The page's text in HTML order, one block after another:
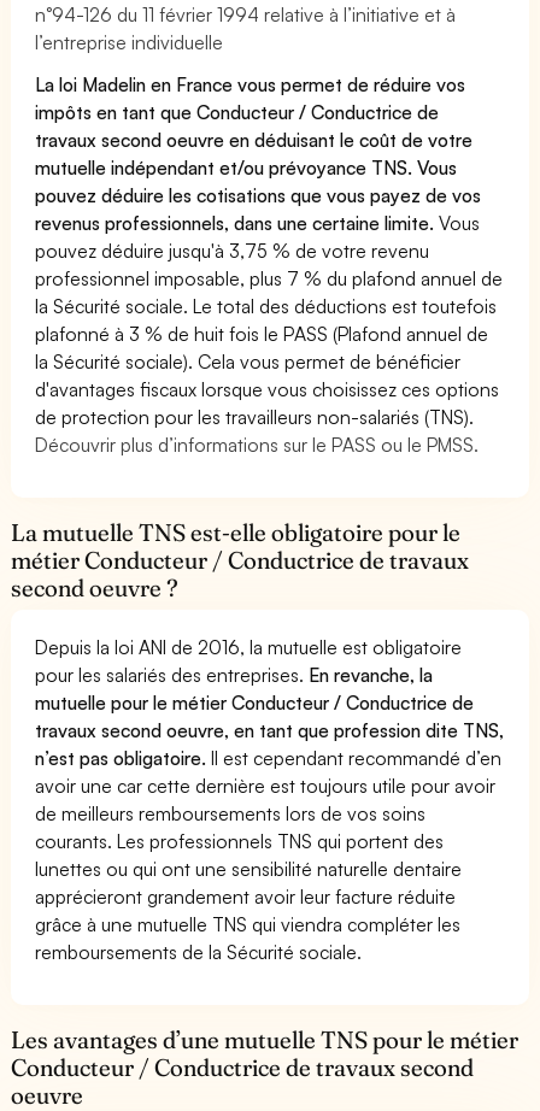
n°94-126 du 11 février 1994 relative à l’initiative et à
l’entreprise individuelle
La loi Madelin en France vous permet de réduire vos
impôts en tant que Conducteur / Conductrice de
travaux second oeuvre en déduisant le coût de votre
mutuelle indépendant et/ou prévoyance TNS. Vous
pouvez déduire les cotisations que vous payez de vos
revenus professionnels, dans une certaine limite.Vous
pouvez déduire jusqu'à 3,75 % de votre revenu
professionnel imposable, plus 7 % du plafond annuel de
la Sécurité sociale. Le total des déductions est toutefois
plafonné à 3 % de huit fois le PASS (Plafond annuel de
la Sécurité sociale). Cela vous permet de bénéficier
d'avantages fiscaux lorsque vous choisissez ces options
de protection pour les travailleurs non-salariés (TNS).
Découvrir plus d’informations sur le PASS ou le PMSS.
La mutuelle TNS est-elle obligatoire pour le
métier Conducteur / Conductrice de travaux
second oeuvre ?
Depuis la loi ANI de 2016, la mutuelle est obligatoire
pour les salariés des entreprises. En revanche, la
mutuelle pour le métier Conducteur / Conductrice de
travaux second oeuvre, en tant que profession dite TNS,
n’est pas obligatoire.Il est cependant recommandé d’en
avoir une car cette dernière est toujours utile pour avoir
de meilleurs remboursements lors de vos soins
courants. Les professionnels TNS qui portent des
lunettes ou qui ont une sensibilité naturelle dentaire
apprécieront grandement avoir leur facture réduite
grâce à une mutuelle TNS qui viendra compléter les
remboursements de la Sécurité sociale.
Les avantages d’une mutuelle TNS pour le métier
Conducteur / Conductrice de travaux second
oeuvre